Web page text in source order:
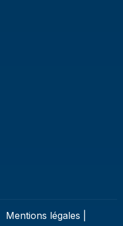
Mentions légales